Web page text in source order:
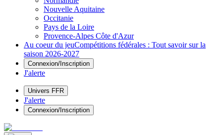
Nouvelle Aquitaine
Occitanie
Pays de la Loire
Provence-Alpes Côte d'Azur
Au coeur du jeuCompétitions fédérales : Tout savoir sur la
saison 2026-2027
Connexion/Inscription
J'alerte
Univers FFR
J'alerte
Connexion/Inscription